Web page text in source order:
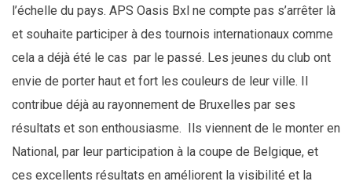
l’échelle du pays. APS Oasis Bxl ne compte pas s’arrêter là
et souhaite participer à des tournois internationaux comme
cela a déjà été le cas par le passé. Les jeunes du club ont
envie de porter haut et fort les couleurs de leur ville. Il
contribue déjà au rayonnement de Bruxelles par ses
résultats et son enthousiasme. Ils viennent de le monter en
National, par leur participation à la coupe de Belgique, et
ces excellents résultats en améliorent la visibilité et la